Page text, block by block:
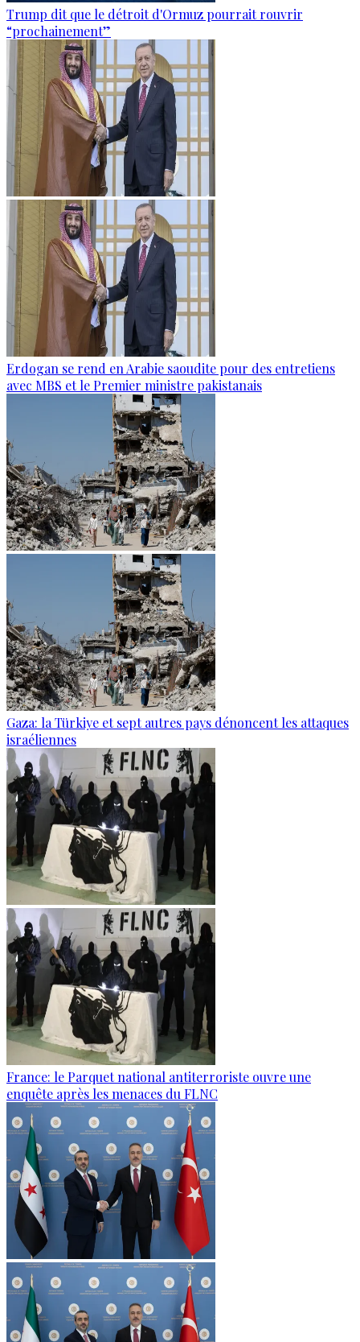
Trump dit que le détroit d'Ormuz pourrait rouvrir
“prochainement”
Erdogan se rend en Arabie saoudite pour des entretiens
avec MBS et le Premier ministre pakistanais
Gaza: la Türkiye et sept autres pays dénoncent les attaques
israéliennes
France: le Parquet national antiterroriste ouvre une
enquête après les menaces du FLNC